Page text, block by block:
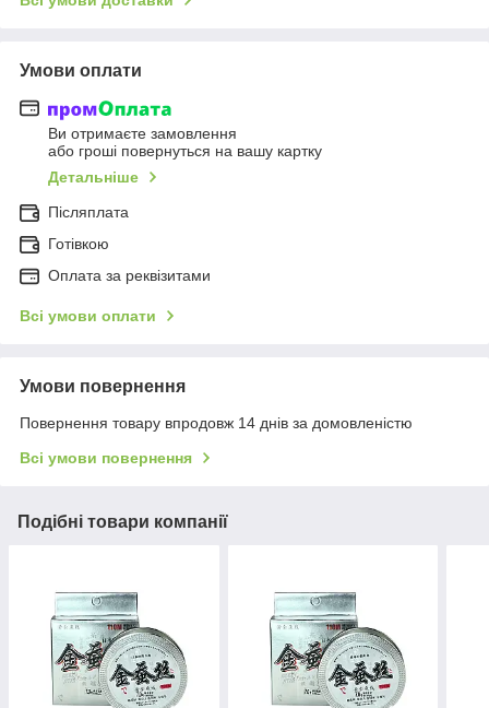
Умови оплати
Ви отримаєте замовлення
або гроші повернуться на вашу картку
Детальніше
Післяплата
Готівкою
Оплата за реквізитами
Всі умови оплати
Умови повернення
Повернення товару впродовж 14 днів за домовленістю
Всі умови повернення
Подібні товари компанії